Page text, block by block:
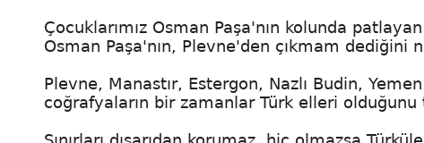
Çocuklarımız Osman Paşa'nın kolunda
Osman Paşa'nın, Plevne'den çıkmam dediğini
Plevne, Manastır, Estergon, Nazlı Budin,
coğrafyaların bir zamanlar Türk elleri olduğunu